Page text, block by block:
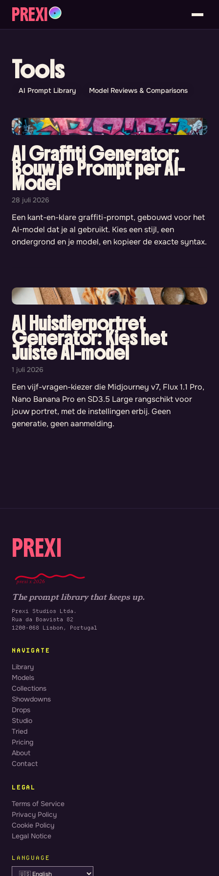
Tools
AI Prompt Library Model Reviews & Comparisons
AI Graffiti Generator:
Bouw je Prompt per AI-
Model
28 juli 2026
Een kant-en-klare graffiti-prompt, gebouwd voor het
AI-model dat je al gebruikt. Kies een stijl, een
ondergrond en je model, en kopieer de exacte syntax.
AI Huisdierportret
Generator: Kies het
Juiste AI-model
1 juli 2026
Een vijf-vragen-kiezer die Midjourney v7, Flux 1.1 Pro,
Nano Banana Pro en SD3.5 Large rangschikt voor
jouw portret, met de instellingen erbij. Geen
generatie, geen aanmelding.
PREXI ✦
PREXI
prexi x 2026
The prompt library that keeps up.
Prexi Studios Ltda.
Rua da Boavista 82
1200-068 Lisbon, Portugal
NAVIGATE
Library
Models
Collections
Showdowns
Drops
Studio
Tried
Pricing
About
Contact
LEGAL
Terms of Service
Privacy Policy
Cookie Policy
Legal Notice
LANGUAGE